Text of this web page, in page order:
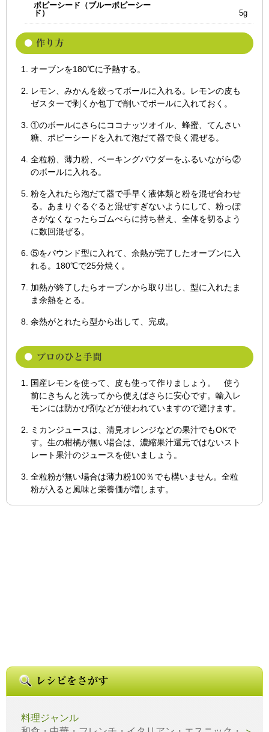
ポピーシード（ブルーポピーシー
ド）
5g
オーブンを180℃に予熱する。
レモン、みかんを絞ってボールに入れる。レモンの皮も
ゼスターで剥くか包丁で削いでボールに入れておく。
①のボールにさらにココナッツオイル、蜂蜜、てんさい
糖、ポピーシードを入れて泡だて器で良く混ぜる。
全粒粉、薄力粉、ベーキングパウダーをふるいながら②
のボールに入れる。
粉を入れたら泡だて器で手早く液体類と粉を混ぜ合わせ
る。あまりぐるぐると混ぜすぎないようにして、粉っぽ
さがなくなったらゴムべらに持ち替え、全体を切るよう
に数回混ぜる。
⑤をパウンド型に入れて、余熱が完了したオーブンに入
れる。180℃で25分焼く。
加熱が終了したらオーブンから取り出し、型に入れたま
ま余熱をとる。
余熱がとれたら型から出して、完成。
国産レモンを使って、皮も使って作りましょう。 使う
前にきちんと洗ってから使えばさらに安心です。輸入レ
モンには防かび剤などが使われていますので避けます。
ミカンジュースは、清見オレンジなどの果汁でもOKで
す。生の柑橘が無い場合は、濃縮果汁還元ではないスト
レート果汁のジュースを使いましょう。
全粒粉が無い場合は薄力粉100％でも構いません。全粒
粉が入ると風味と栄養価が増します。
料理ジャンル